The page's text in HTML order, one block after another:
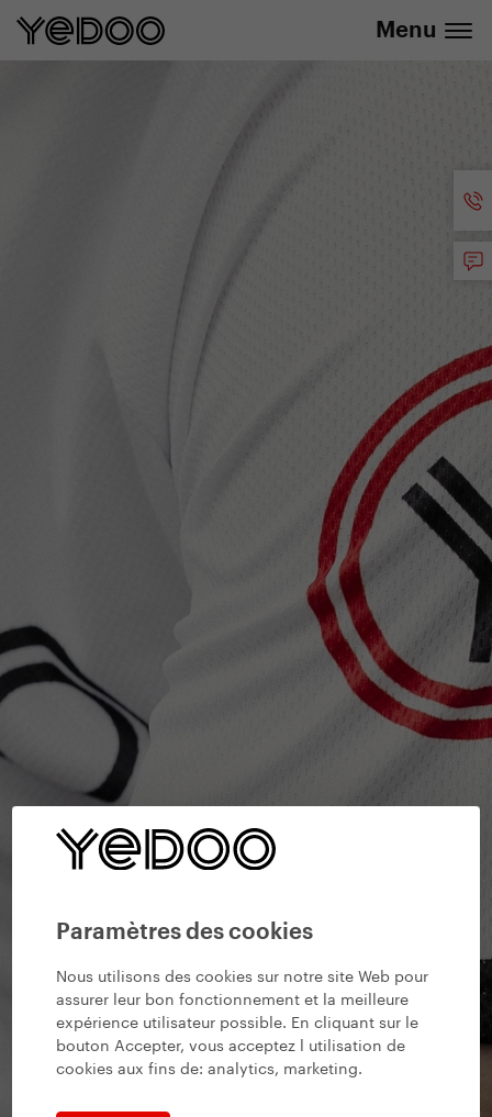
Paramètres des cookies
Nous utilisons des cookies sur notre site Web pour
assurer leur bon fonctionnement et la meilleure
expérience utilisateur possible. En cliquant sur le
bouton Accepter, vous acceptez l utilisation de
cookies aux fins de:analytics, marketing.
Menu